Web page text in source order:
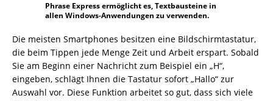
Phrase Express ermöglicht es, Textbausteine in
allen Windows-Anwendungen zu verwenden.
Die meisten Smartphones besitzen eine Bildschirmtastatur,
die beim Tippen jede Menge Zeit und Arbeit erspart. Sobald
Sie am Beginn einer Nachricht zum Beispiel ein „H“,
eingeben, schlägt Ihnen die Tastatur sofort „Hallo“ zur
Auswahl vor. Diese Funktion arbeitet so gut, dass sich viele